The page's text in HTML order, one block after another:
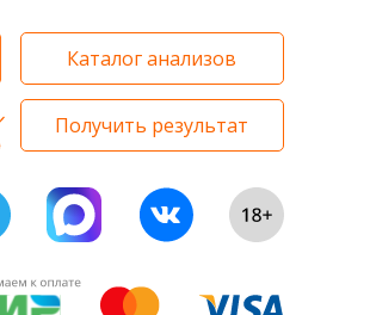
Каталог анализов
Получить результат